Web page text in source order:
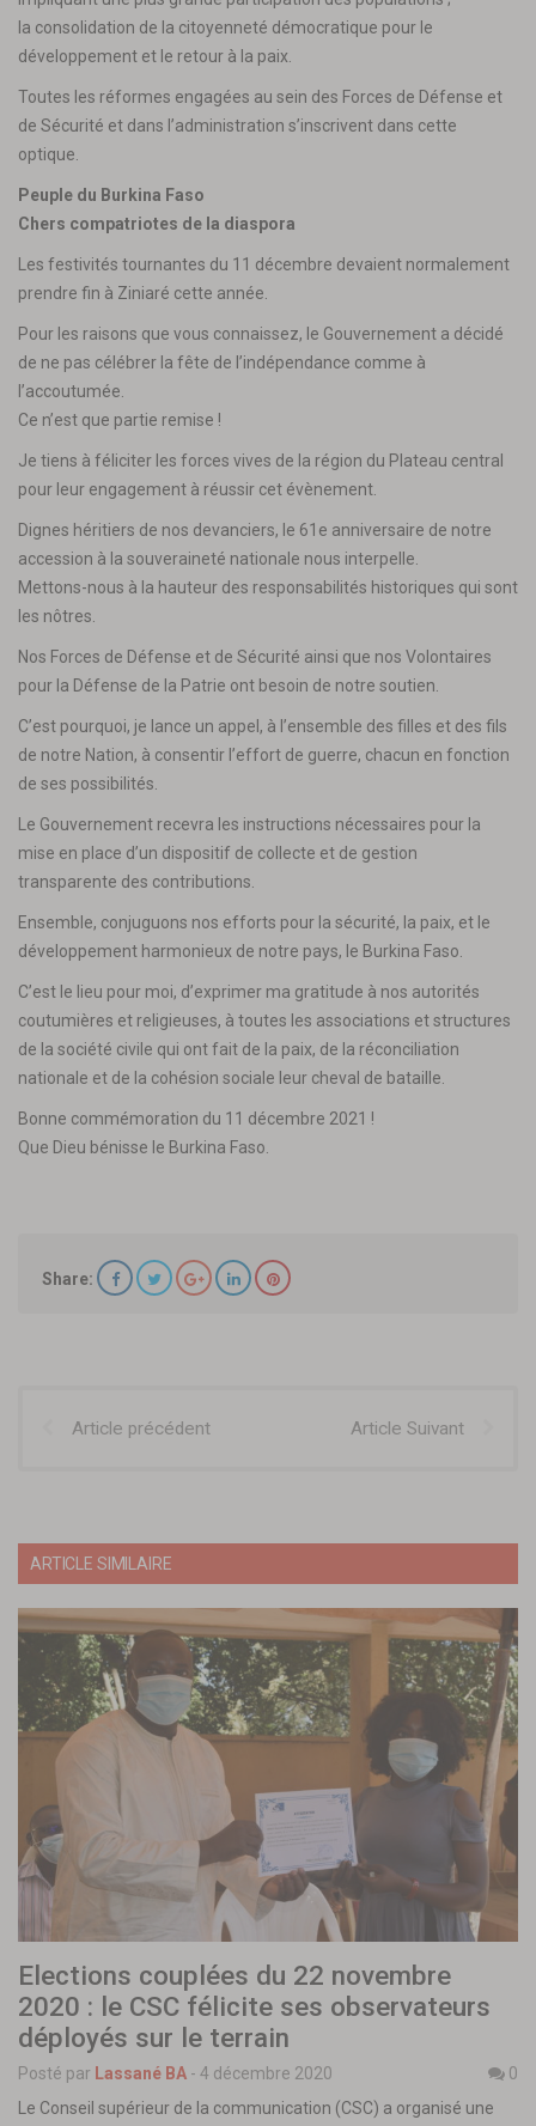
la consolidation de la citoyenneté démocratique pour le
développement et le retour à la paix.
Toutes les réformes engagées au sein des Forces de Défense et
de Sécurité et dans l’administration s’inscrivent dans cette
optique.
Peuple du Burkina Faso
Chers compatriotes de la diaspora
Les festivités tournantes du 11 décembre devaient normalement
prendre fin à Ziniaré cette année.
Pour les raisons que vous connaissez, le Gouvernement a décidé
de ne pas célébrer la fête de l’indépendance comme à
l’accoutumée.
Ce n’est que partie remise !
Je tiens à féliciter les forces vives de la région du Plateau central
pour leur engagement à réussir cet évènement.
Dignes héritiers de nos devanciers, le 61e anniversaire de notre
accession à la souveraineté nationale nous interpelle.
Mettons-nous à la hauteur des responsabilités historiques qui sont
les nôtres.
Nos Forces de Défense et de Sécurité ainsi que nos Volontaires
pour la Défense de la Patrie ont besoin de notre soutien.
C’est pourquoi, je lance un appel, à l’ensemble des filles et des fils
de notre Nation, à consentir l’effort de guerre, chacun en fonction
de ses possibilités.
Le Gouvernement recevra les instructions nécessaires pour la
mise en place d’un dispositif de collecte et de gestion
transparente des contributions.
Ensemble, conjuguons nos efforts pour la sécurité, la paix, et le
développement harmonieux de notre pays, le Burkina Faso.
C’est le lieu pour moi, d’exprimer ma gratitude à nos autorités
coutumières et religieuses, à toutes les associations et structures
de la société civile qui ont fait de la paix, de la réconciliation
nationale et de la cohésion sociale leur cheval de bataille.
Bonne commémoration du 11 décembre 2021 !
Que Dieu bénisse le Burkina Faso.
Share:
Article précédent Article Suivant
ARTICLE SIMILAIRE
Elections couplées du 22 novembre
2020 : le CSC félicite ses observateurs
déployés sur le terrain
Posté par Lassané BA - 4 décembre 2020
0
Le Conseil supérieur de la communication (CSC) a organisé une